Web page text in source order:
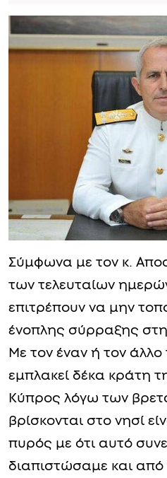
Σύμφωνα με τον κ.
των τελευταίων
επιτρέπουν να μην
ένοπλης σύρραξης
Με τον έναν ή τον
εμπλακεί δέκα κράτη
Κύπρος λόγω των
βρίσκονται στο νησί
πυρός με ότι αυτό
διαπιστώσαμε και από